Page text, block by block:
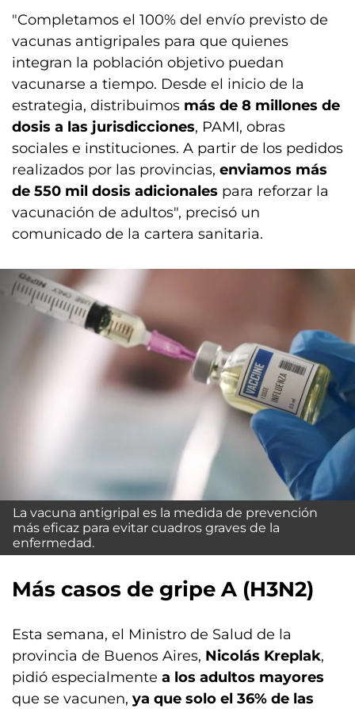
"Completamos el 100% del envío previsto de
vacunas antigripales para que quienes
integran la población objetivo puedan
vacunarse a tiempo. Desde el inicio de la
estrategia, distribuimos más de 8 millones de
dosis a las jurisdicciones, PAMI, obras
sociales e instituciones. A partir de los pedidos
realizados por las provincias, enviamos más
de 550 mil dosis adicionales para reforzar la
vacunación de adultos", precisó un
comunicado de la cartera sanitaria.
La vacuna antigripal es la medida de prevención
más eficaz para evitar cuadros graves de la
enfermedad.
Más casos de gripe A (H3N2)
Esta semana, el Ministro de Salud de la
provincia de Buenos Aires, Nicolás Kreplak,
pidió especialmente a los adultos mayores
que se vacunen, ya que solo el 36% de las